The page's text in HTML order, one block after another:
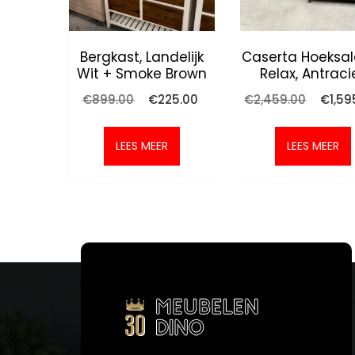
Bergkast, Landelijk
Wit + Smoke Brown
€899.00
Oorspronkelijke
was:
€899.00.
€225.00
Huidige
LEES MEER
Caserta
Relax,
€2,459.00
was:
€
LEES MEER